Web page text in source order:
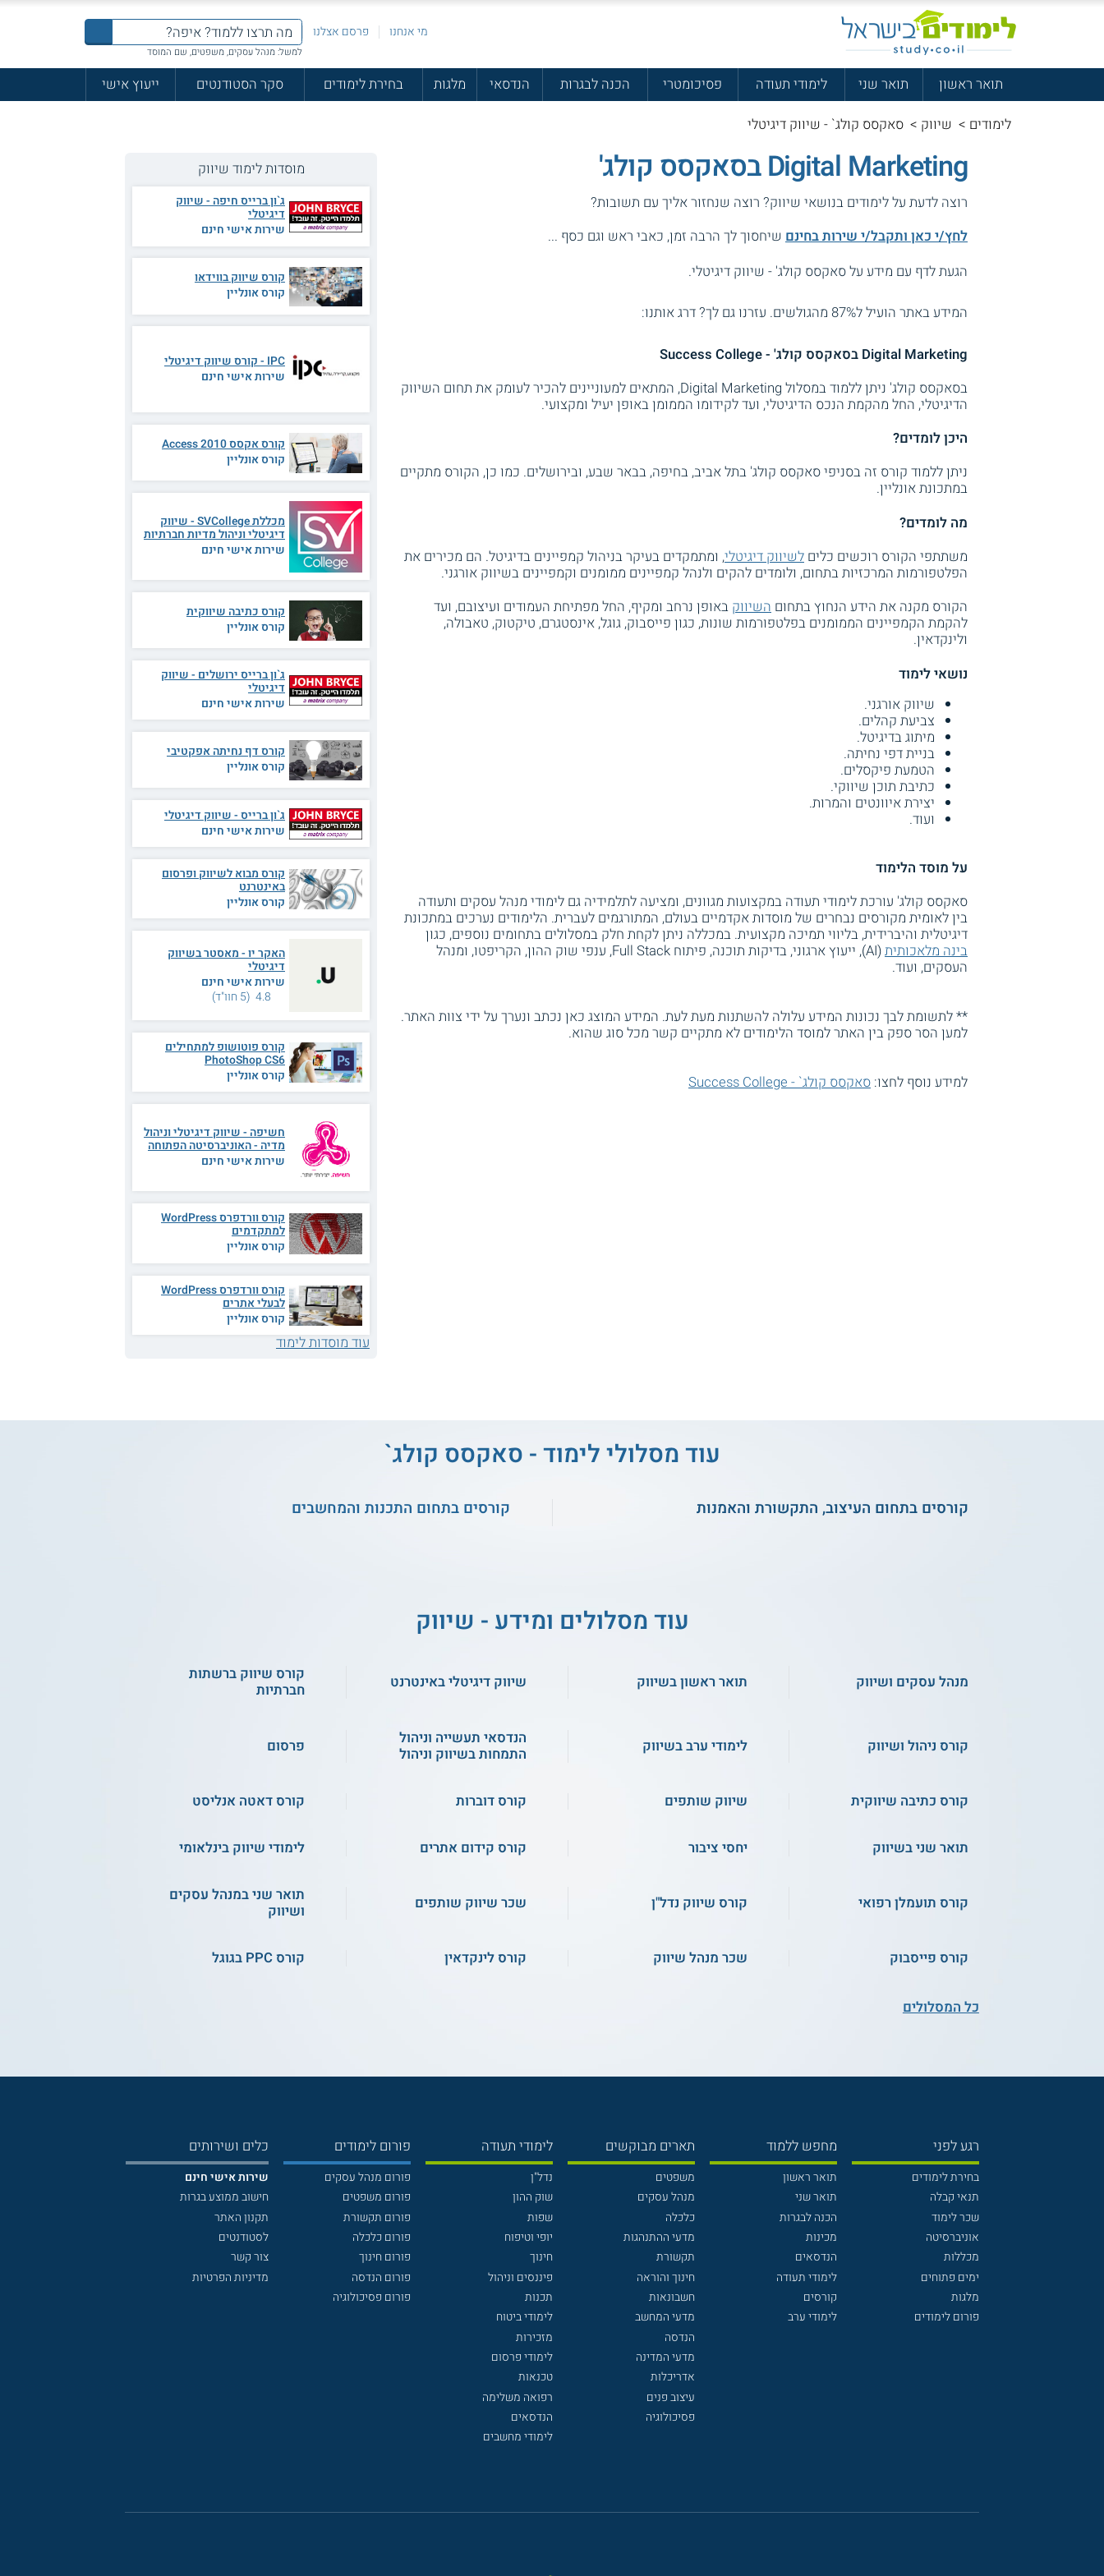
מי אנחנו פרסם אצלנו
למשל: מנהל עסקים, משפטים, שם המוסד
תואר ראשון תואר שני לימודי תעודה פסיכומטרי הכנה לבגרות הנדסאי מלגות בחירת לימודים סקר הסטודנטים
ייעוץ אישי
לימודים > שיווק > סאקסס קולג` - שיווק דיגיטלי
Digital Marketing בסאקסס קולג'
רוצה לדעת על לימודים בנושאי שיווק? רוצה שנחזור אליך עם תשובות?
לחץ/י כאן ותקבל/י שירות בחינם שיחסוך לך הרבה זמן, כאבי ראש וגם כסף ...
הגעת לדף עם מידע על סאקסס קולג' - שיווק דיגיטלי.
המידע באתר הועיל ל87% מהגולשים.
עזרנו גם לך? דרג אותנו:
Digital Marketing בסאקסס קולג' - Success College
בסאקסס קולג' ניתן ללמוד במסלול Digital Marketing, המתאים למעוניינים להכיר לעומק את תחום השיווק
הדיגיטלי, החל מהקמת הנכס הדיגיטלי, ועד לקידומו הממומן באופן יעיל ומקצועי.
היכן לומדים?
ניתן ללמוד קורס זה בסניפי סאקסס קולג' בתל אביב, בחיפה, בבאר שבע, ובירושלים. כמו כן, הקורס מתקיים
במתכונת אונליין.
מה לומדים?
משתתפי הקורס רוכשים כלים לשיווק דיגיטלי, ומתמקדים בעיקר בניהול קמפיינים בדיגיטל. הם מכירים את
הפלטפורמות המרכזיות בתחום, ולומדים להקים ולנהל קמפיינים ממומנים וקמפיינים בשיווק אורגני.
הקורס מקנה את הידע הנחוץ בתחום השיווק באופן נרחב ומקיף, החל מפתיחת העמודים ועיצובם, ועד
להקמת הקמפיינים הממומנים בפלטפורמות שונות, כגון פייסבוק, גוגל, אינסטגרם, טיקטוק, טאבולה,
ולינקדאין.
נושאי לימוד
שיווק אורגני.
צביעת קהלים.
מיתוג בדיגיטל.
בניית דפי נחיתה.
הטמעת פיקסלים.
כתיבת תוכן שיווקי.
יצירת איוונטים והמרות.
ועוד.
על מוסד הלימוד
סאקסס קולג' עורכת לימודי תעודה במקצועות מגוונים, ומציעה לתלמידיה גם לימודי מנהל עסקים ותעודה
בין לאומית מקורסים נבחרים של מוסדות אקדמיים בעולם, המתורגמים לעברית. הלימודים נערכים במתכונת
דיגיטלית והיברידית, בליווי תמיכה מקצועית. במכללה ניתן לקחת חלק במסלולים בתחומים נוספים, כגון
בינה מלאכותית
(AI), ייעוץ ארגוני, בדיקות תוכנה, פיתוח Full Stack, ענפי שוק ההון, הקריפטו, ומנהל
העסקים, ועוד.
** לתשומת לבך נכונות המידע עלולה להשתנות מעת לעת. המידע המוצג כאן נכתב ונערך על ידי צוות האתר.
למען הסר ספק בין האתר למוסד הלימודים לא מתקיים קשר מכל סוג שהוא.
למידע נוסף לחצו: סאקסס קולג` - Success College
מוסדות לימוד שיווק
ג`ון ברייס חיפה - שיווק
דיגיטלי
שירות אישי חינם
קורס שיווק בווידאו
קורס אונליין
IPC - קורס שיווק דיגיטלי
שירות אישי חינם
קורס אקסס 2010 Access
קורס אונליין
מכללת SVCollege - שיווק
דיגיטלי וניהול מדיות חברתיות
שירות אישי חינם
קורס כתיבה שיווקית
קורס אונליין
ג`ון ברייס ירושלים - שיווק
דיגיטלי
שירות אישי חינם
קורס דף נחיתה אפקטיבי
קורס אונליין
ג`ון ברייס - שיווק דיגיטלי
שירות אישי חינם
קורס מבוא לשיווק ופרסום
באינטרנט
קורס אונליין
האקר יו - מאסטר בשיווק
דיגיטלי
שירות אישי חינם
4.8 (5 חוו"ד)
קורס פוטושופ למתחילים
PhotoShop CS6
קורס אונליין
חשיפה - שיווק דיגיטלי וניהול
מדיה - האוניברסיטה הפתוחה
שירות אישי חינם
קורס וורדפרס WordPress
למתקדמים
קורס אונליין
קורס וורדפרס WordPress
לבעלי אתרים
קורס אונליין
עוד מוסדות לימוד
עוד מסלולי לימוד - סאקסס קולג`
קורסים בתחום העיצוב, התקשורת והאמנות קורסים בתחום התכנות והמחשבים
עוד מסלולים ומידע - שיווק
מנהל עסקים ושיווק תואר ראשון בשיווק שיווק דיגיטלי באינטרנט
קורס שיווק ברשתות
חברתיות
קורס ניהול ושיווק לימודי ערב בשיווק
הנדסאי תעשייה וניהול
התמחות בשיווק וניהול
פרסום
קורס כתיבה שיווקית שיווק שותפים קורס דוברות קורס דאטה אנליסט
תואר שני בשיווק יחסי ציבור קורס קידום אתרים לימודי שיווק בינלאומי
קורס תועמלן רפואי קורס שיווק נדל"ן שכר שיווק שותפים
תואר שני במנהל עסקים
ושיווק
קורס פייסבוק שכר מנהל שיווק קורס לינקדאין קורס PPC בגוגל
כל המסלולים
רגע לפני
בחירת לימודים
תנאי קבלה
שכר לימוד
אוניברסיטה
מכללות
ימים פתוחים
מלגות
פורום לימודים
מחפש ללמוד
תואר ראשון
תואר שני
הכנה לבגרות
מכינות
הנדסאים
לימודי תעודה
קורסים
לימודי ערב
תארים מבוקשים
משפטים
מנהל עסקים
כלכלה
מדעי ההתנהגות
תקשורת
חינוך והוראה
חשבונאות
מדעי המחשב
הנדסה
מדעי המדינה
אדריכלות
עיצוב פנים
פסיכולוגיה
לימודי תעודה
נדל"ן
שוק ההון
שפות
יופי וטיפוח
חינוך
פיננסים וניהול
תכנות
לימודי ביטוח
מזכירות
לימודי פרסום
טכנאות
רפואה משלימה
הנדסאים
לימודי מחשבים
פורום לימודים
פורום מנהל עסקים
פורום משפטים
פורום תקשורת
פורום כלכלה
פורום חינוך
פורום הנדסה
פורום פסיכולוגיה
כלים ושירותים
שירות אישי חינם
חישוב ממוצע בגרות
תקנון האתר
לסטודנטים
צור קשר
מדיניות הפרטיות